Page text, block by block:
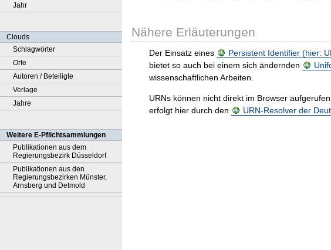
Jahr
Clouds
Schlagwörter
Orte
Autoren / Beteiligte
Verlage
Jahre
Weitere E-Pflichtsammlungen
Publikationen aus dem
Regierungsbezirk Düsseldorf
Publikationen aus den
Regierungsbezirken Münster,
Arnsberg und Detmold
Nähere Erläuterungen
Der Einsatz eines Persistent Identifier (hier:
bietet so auch bei einem sich ändernden
wissenschaftlichen Arbeiten.
URNs können nicht direkt im Browser
erfolgt hier durch den
URN-Resolver der